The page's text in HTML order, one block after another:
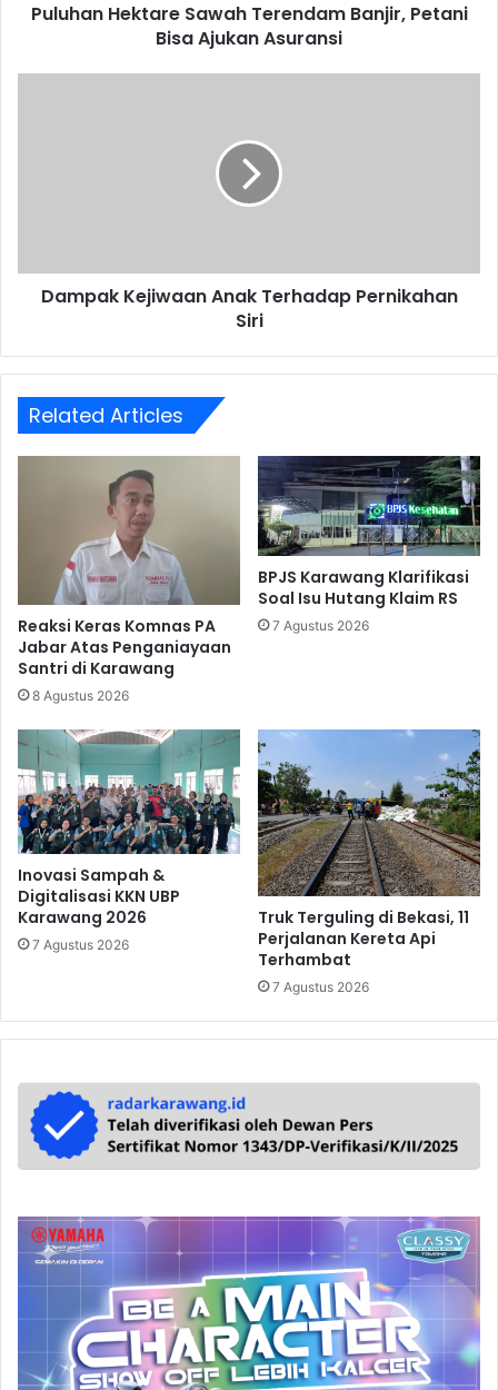
Puluhan Hektare Sawah Terendam Banjir, Petani
Bisa Ajukan Asuransi
Dampak Kejiwaan Anak Terhadap Pernikahan
Siri
Related Articles
Reaksi Keras Komnas PA
Jabar Atas Penganiayaan
Santri di Karawang
8 Agustus 2026
BPJS Karawang Klarifikasi
Soal Isu Hutang Klaim RS
7 Agustus 2026
Inovasi Sampah &
Digitalisasi KKN UBP
Karawang 2026
7 Agustus 2026
Truk Terguling di Bekasi, 11
Perjalanan Kereta Api
Terhambat
7 Agustus 2026